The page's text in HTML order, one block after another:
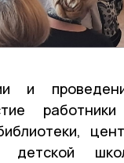
и
работники
детской